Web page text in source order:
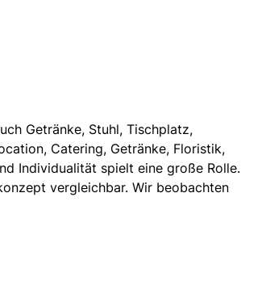
Getränke, Stuhl, Tischplatz,
Catering, Getränke, Floristik,
Individualität spielt eine große Rolle.
vergleichbar. Wir beobachten